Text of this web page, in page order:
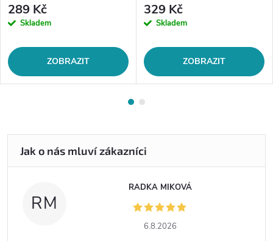
289 Kč
Skladem
ZOBRAZIT
329 Kč
Skladem
ZOBRAZIT
RM
RADKA MIKOVÁ
6.8.2026